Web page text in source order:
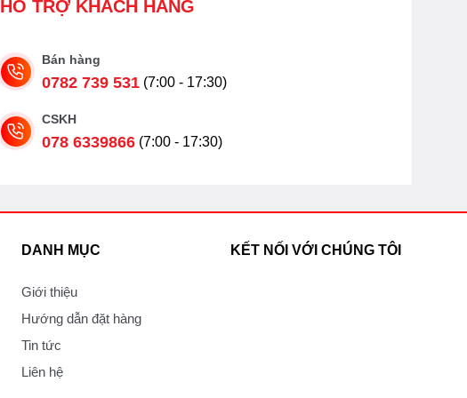
HỖ TRỢ KHÁCH HÀNG
Bán hàng
0782 739 531 (7:00 - 17:30)
CSKH
078 6339866 (7:00 - 17:30)
DANH MỤC
Giới thiệu
Hướng dẫn đặt hàng
Tin tức
Liên hệ
KẾT NỐI VỚI CHÚNG TÔI